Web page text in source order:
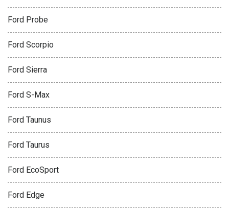
Ford Probe
Ford Scorpio
Ford Sierra
Ford S-Max
Ford Taunus
Ford Taurus
Ford EcoSport
Ford Edge